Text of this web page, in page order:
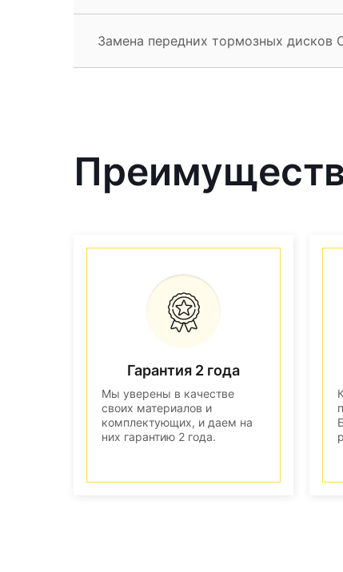
Замена передних тормозных дисков
Гарантия 2 года
Мы уверены в качестве
своих материалов и
комплектующих, и даем на
них гарантию 2 года.